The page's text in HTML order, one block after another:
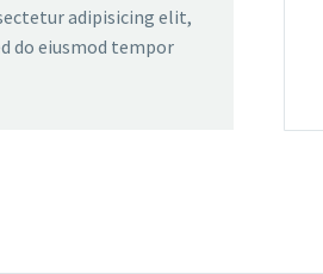
adipisicing elit,
do eiusmod tempor